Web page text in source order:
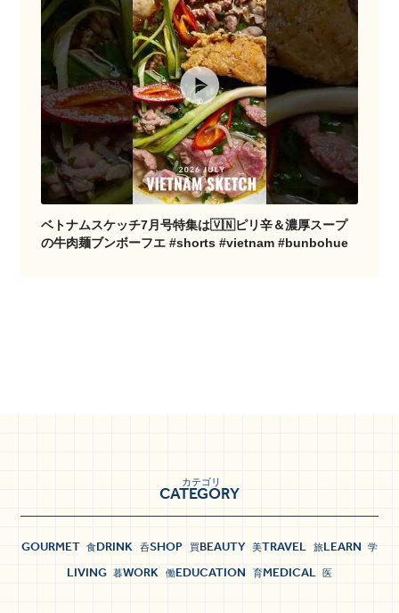
ベトナムスケッチ7月号特集は🇻🇳ピリ辛＆濃厚スープ
の牛肉麺ブンボーフエ #shorts #vietnam #bunbohue
CATEGORY
カテゴリ
GOURMET 食DRINK 呑SHOP 買BEAUTY 美TRAVEL 旅LEARN 学
LIVING 暮WORK 働EDUCATION 育MEDICAL 医